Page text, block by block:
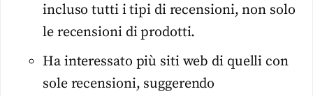
incluso tutti i tipi di recensioni, non solo
le recensioni di prodotti.
Ha interessato più siti web di quelli con
sole recensioni, suggerendo